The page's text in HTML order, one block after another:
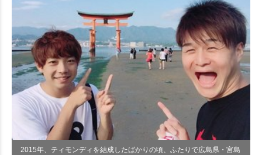
2015年、ティモンディを結成したばかりの頃、ふたりで広島県・宮島